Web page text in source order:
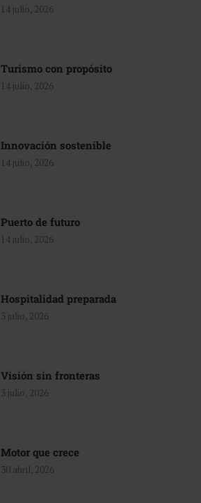
14 julio, 2026
Turismo con propósito
14 julio, 2026
Innovación sostenible
14 julio, 2026
Puerto de futuro
14 julio, 2026
Hospitalidad preparada
3 julio, 2026
Visión sin fronteras
3 julio, 2026
Motor que crece
30 abril, 2026